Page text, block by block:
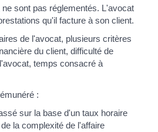
sont pas réglementés. L'avocat
qu'il facture à son client.
de l'avocat, plusieurs critères
du client, difficulté de
temps consacré à
:
sur la base d'un taux horaire
la complexité de l'affaire